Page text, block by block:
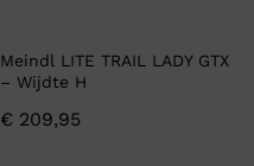
Meindl LITE TRAIL LADY GTX
– Wijdte H
€ 209,95